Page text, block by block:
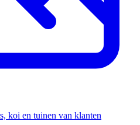
koi en tuinen van klanten